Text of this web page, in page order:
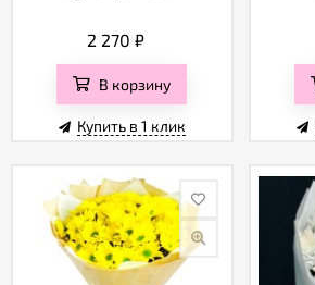
2 270 ₽
В корзину
Купить в 1 клик